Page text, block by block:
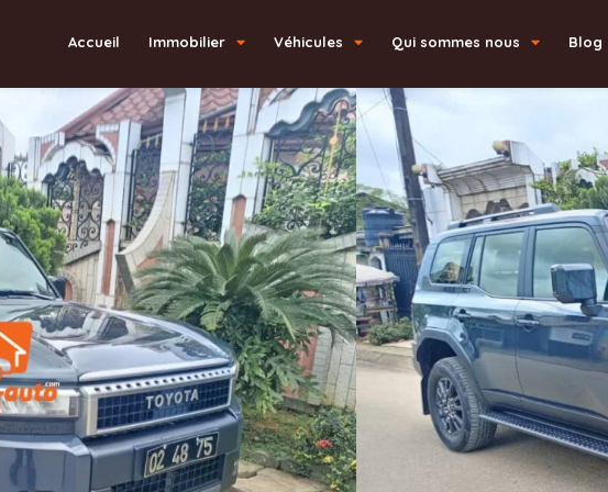
Accueil Immobilier Véhicules Qui sommes nous Blog